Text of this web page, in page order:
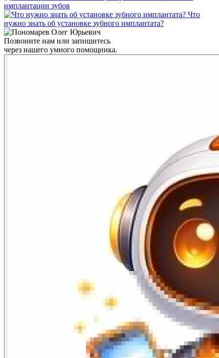
имплантации зубов
Что
нужно знать об установке зубного имплантата?
Позвоните нам или запишитесь
через нашего умного помощника.